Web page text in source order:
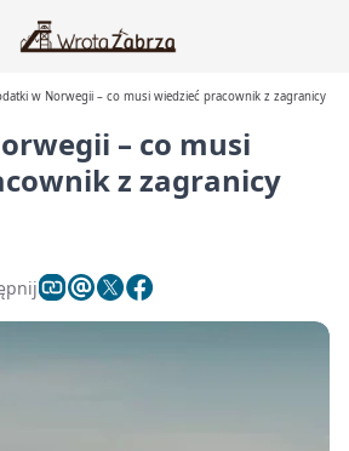
w Norwegii – co musi wiedzieć pracownik z zagranicy
– co musi
z zagranicy